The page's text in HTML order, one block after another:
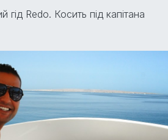
гід Redo. Косить під капітана